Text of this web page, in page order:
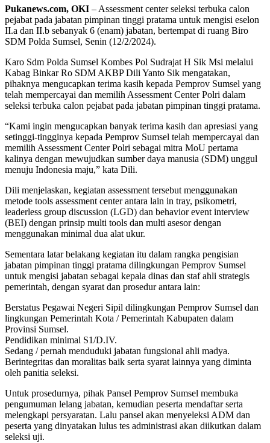
Pukanews.com, OKI – Assessment center seleksi terbuka calon
pejabat pada jabatan pimpinan tinggi pratama untuk mengisi eselon
II.a dan II.b sebanyak 6 (enam) jabatan, bertempat di ruang Biro
SDM Polda Sumsel, Senin (12/2/2024).
Karo Sdm Polda Sumsel Kombes Pol Sudrajat H Sik Msi melalui
Kabag Binkar Ro SDM AKBP Dili Yanto Sik mengatakan,
pihaknya mengucapkan terima kasih kepada Pemprov Sumsel yang
telah mempercayai dan memilih Assessment Center Polri dalam
seleksi terbuka calon pejabat pada jabatan pimpinan tinggi pratama.
“Kami ingin mengucapkan banyak terima kasih dan apresiasi yang
setinggi-tingginya kepada Pemprov Sumsel telah mempercayai dan
memilih Assessment Center Polri sebagai mitra MoU pertama
kalinya dengan mewujudkan sumber daya manusia (SDM) unggul
menuju Indonesia maju,” kata Dili.
Dili menjelaskan, kegiatan assessment tersebut menggunakan
metode tools assessment center antara lain in tray, psikometri,
leaderless group discussion (LGD) dan behavior event interview
(BEI) dengan prinsip multi tools dan multi asesor dengan
menggunakan minimal dua alat ukur.
Sementara latar belakang kegiatan itu dalam rangka pengisian
jabatan pimpinan tinggi pratama dilingkungan Pemprov Sumsel
untuk mengisi jabatan sebagai kepala dinas dan staf ahli strategis
pemerintah, dengan syarat dan prosedur antara lain:
Berstatus Pegawai Negeri Sipil dilingkungan Pemprov Sumsel dan
lingkungan Pemerintah Kota / Pemerintah Kabupaten dalam
Provinsi Sumsel.
Pendidikan minimal S1/D.IV.
Sedang / pernah menduduki jabatan fungsional ahli madya.
⁠Berintegritas dan moralitas baik serta syarat lainnya yang diminta
oleh panitia seleksi.
Untuk prosedurnya, pihak Pansel Pemprov Sumsel membuka
pengumuman lelang jabatan, kemudian peserta mendaftar serta
melengkapi persyaratan. Lalu pansel akan menyeleksi ADM dan
peserta yang dinyatakan lulus tes administrasi akan diikutkan dalam
seleksi uji.